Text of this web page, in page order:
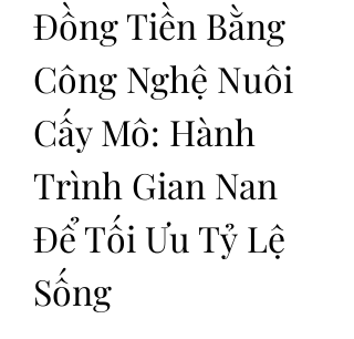
Đồng Tiền Bằng
Công Nghệ Nuôi
Cấy Mô: Hành
Trình Gian Nan
Để Tối Ưu Tỷ Lệ
Sống